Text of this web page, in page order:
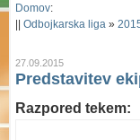
Domov:
Odbojkarska liga »
27.09.2015
Predstavitev
Razpored tekem: